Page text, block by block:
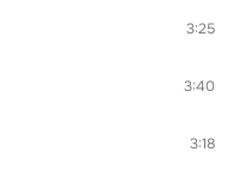
3:25
3:40
3:18